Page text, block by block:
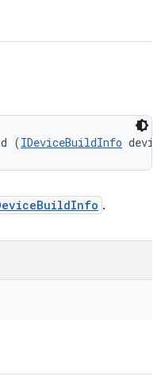
(IDeviceBuildInfo
.